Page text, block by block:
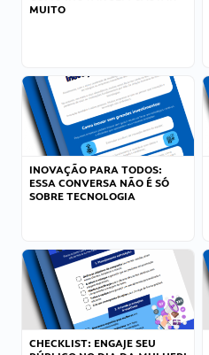
MUITO
INOVAÇÃO PARA TODOS:
ESSA CONVERSA NÃO É SÓ
SOBRE TECNOLOGIA
CHECKLIST: ENGAJE SEU